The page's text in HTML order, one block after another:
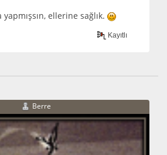
ellerine sağlık.
Kayıtlı
Berre